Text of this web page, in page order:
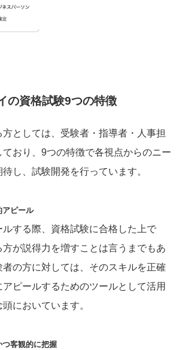
の資格試験9つの特徴
としては、受験者・指導者・人事担
おり、9つの特徴で各視点からのニー
し、試験開発を行っています。
アピール
する際、資格試験に合格した上で
方が説得力を増すことは言うまでもあ
者の方に対しては、そのスキルを正確
ピールするためのツールとして活用
においています。
つ客観的に把握